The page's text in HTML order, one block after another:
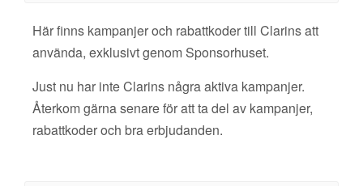
Här finns kampanjer och rabattkoder till Clarins att
använda, exklusivt genom Sponsorhuset.
Just nu har inte Clarins några aktiva kampanjer.
Återkom gärna senare för att ta del av kampanjer,
rabattkoder och bra erbjudanden.